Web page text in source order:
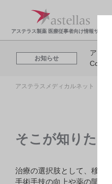
アステラス製薬 医療従事者向け情報サイト
お知らせ
アス
アステラスメディカルネット トップ
そこが知りた
治療の選択肢として、移植
手術手技の向上や薬の開発